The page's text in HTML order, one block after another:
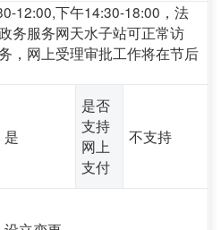
12:00,下午14:30-18:00，法
务服务网天水子站可正常访
，网上受理审批工作将在节后
是
是否
支持
网上
支付
不支持